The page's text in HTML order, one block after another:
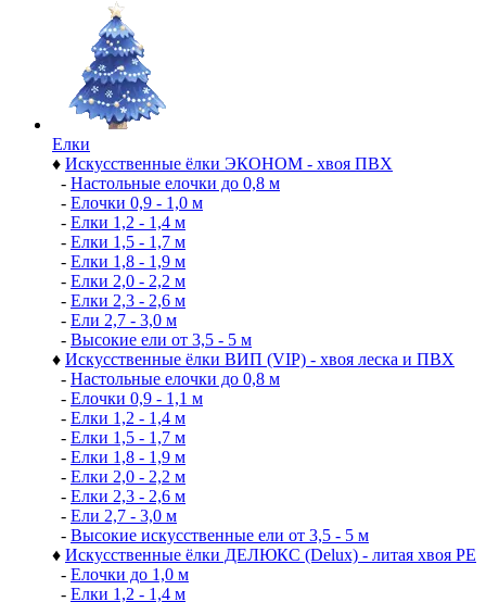
Елки
♦ Искусственные ёлки ЭКОНОМ - хвоя ПВХ
- Настольные елочки до 0,8 м
- Елочки 0,9 - 1,0 м
- Елки 1,2 - 1,4 м
- Елки 1,5 - 1,7 м
- Елки 1,8 - 1,9 м
- Елки 2,0 - 2,2 м
- Елки 2,3 - 2,6 м
- Ели 2,7 - 3,0 м
- Высокие ели от 3,5 - 5 м
♦ Искусственные ёлки ВИП (VIP) - хвоя леска и ПВХ
- Настольные елочки до 0,8 м
- Елочки 0,9 - 1,1 м
- Елки 1,2 - 1,4 м
- Елки 1,5 - 1,7 м
- Елки 1,8 - 1,9 м
- Елки 2,0 - 2,2 м
- Елки 2,3 - 2,6 м
- Ели 2,7 - 3,0 м
- Высокие искусственные ели от 3,5 - 5 м
♦ Искусственные ёлки ДЕЛЮКС (Delux) - литая хвоя РЕ
- Елочки до 1,0 м
- Елки 1,2 - 1,4 м